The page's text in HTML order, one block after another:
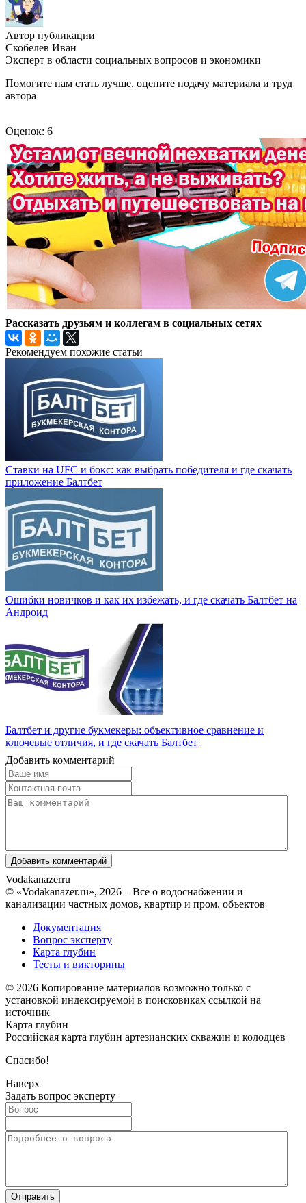
Автор публикации
Скобелев Иван
Эксперт в области социальных вопросов и экономики
Помогите нам стать лучше, оцените подачу материала и труд
автора
Оценок: 6
Рассказать друзьям и коллегам в социальных сетях
Рекомендуем похожие статьи
Ставки на UFC и бокс: как выбрать победителя и где скачать
приложение Балтбет
Ошибки новичков и как их избежать, и где скачать Балтбет на
Андроид
Балтбет и другие букмекеры: объективное сравнение и
ключевые отличия, и где скачать Балтбет
Добавить комментарий
Vodakanazerru
© «Vodakanazer.ru», 2026 – Все о водоснабжении и
канализации частных домов, квартир и пром. объектов
Документация
Вопрос эксперту
Карта глубин
Тесты и викторины
© 2026 Копирование материалов возможно только с
установкой индексируемой в поисковиках ссылкой на
источник
Карта глубин
Российская карта глубин артезианских скважин и колодцев
Спасибо!
Наверх
Задать вопрос эксперту